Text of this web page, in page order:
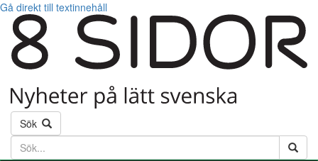
Gå direkt till textinnehåll
Sök
Söktext